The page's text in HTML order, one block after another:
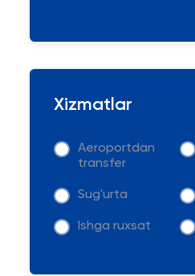
Xizmatlar
Aeroportdan
transfer
Sug'urta
Ishga ruxsat